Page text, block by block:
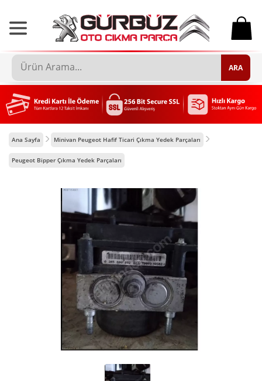
0
ARA
Ana Sayfa Minivan Peugeot Hafif Ticari Çıkma Yedek Parçaları
Peugeot Bipper Çıkma Yedek Parçaları